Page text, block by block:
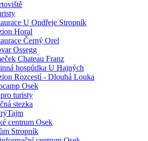
U Ondřeje Stropník
Horal
Černý Orel
Ossegg
Chateau Franz
hospůdka U Hajných
Rozcestí - Dlouhá Louka
Osek
turisty
stezka
centrum Osek
Stropník